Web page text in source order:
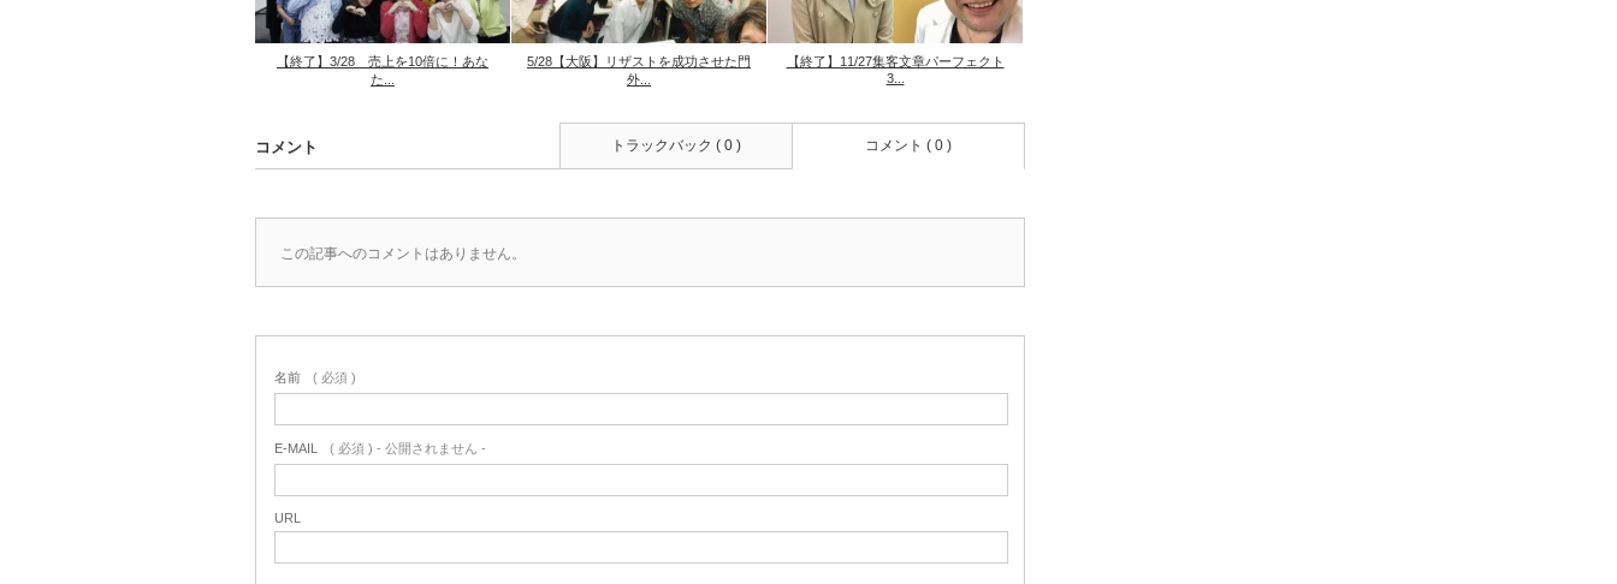
【終了】3/28 売上を10倍に！あな
た...
5/28【大阪】リザストを成功させた門
外...
【終了】11/27集客文章パーフェクト
3...
コメント コメント ( 0 )
トラックバック ( 0 )
この記事へのコメントはありません。
名前 ( 必須 )
E-MAIL ( 必須 ) - 公開されません -
URL